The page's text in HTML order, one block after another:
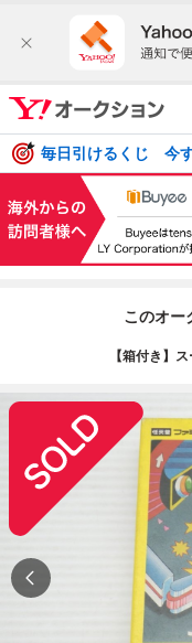
毎日引けるくじ 今
このオー
【箱付き】